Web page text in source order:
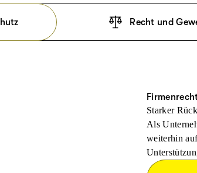
Recht und
Starker
Als
weiterhin